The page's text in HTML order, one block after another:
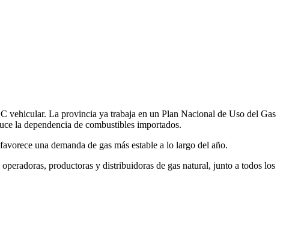
vehicular. La provincia ya trabaja en un Plan Nacional de Uso del Gas
la dependencia de combustibles importados.
una demanda de gas más estable a lo largo del año.
productoras y distribuidoras de gas natural, junto a todos los